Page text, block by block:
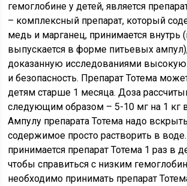
гемоглобине у детей, является
– комплексный препарат, который
медь и марганец, принимается внутрь
выпускается в форме питьевых
доказанную исследованиями
и безопасность. Препарат Тотема
детям старше 1 месяца. Доза
следующим образом – 5-10 мг на 1 кг
Ампулу препарата Тотема надо
содержимое просто растворить в
принимается препарат Тотема 1 раз в
чтобы справиться с низким
необходимо принимать препарат